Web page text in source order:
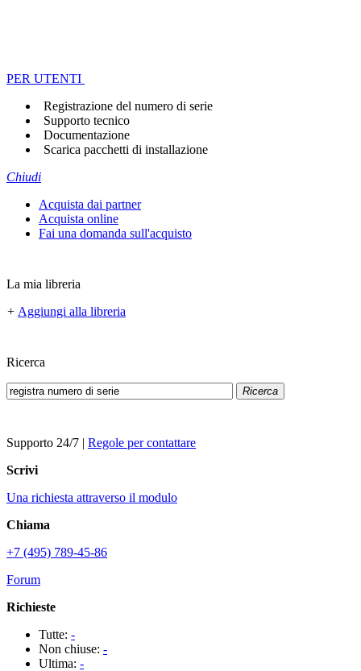
PER UTENTI
Registrazione del numero di serie
Supporto tecnico
Documentazione
Scarica pacchetti di installazione
Chiudi
Acquista dai partner
Acquista online
Fai una domanda sull'acquisto
La mia libreria
+ Aggiungi alla libreria
Ricerca
Ricerca
Supporto 24/7 | Regole per contattare
Scrivi
Una richiesta attraverso il modulo
Chiama
+7 (495) 789-45-86
Forum
Richieste
Tutte: -
Non chiuse: -
Ultima: -